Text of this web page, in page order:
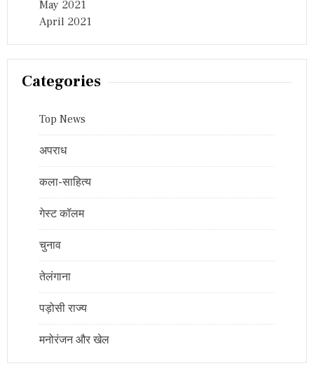
May 2021
April 2021
Categories
Top News
अपराध
कला-साहित्य
गेस्ट कॉलम
चुनाव
तेलंगाना
पड़ोसी राज्य
मनोरंजन और खेल